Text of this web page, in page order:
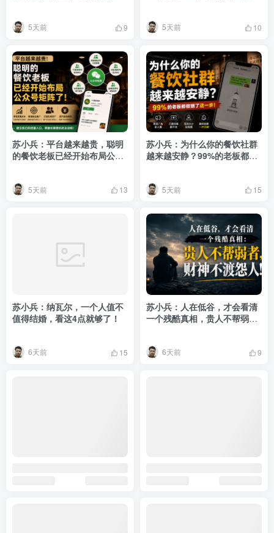
5天前 9 5天前 10
苏小兵：平台越来越贵，聪明
的餐饮老板已经开始布局公众
5天前 13
苏小兵：为什么你的餐饮社群
越来越安静？99%的老板都做
5天前 15
苏小兵：纳瓦尔，一个人值不
值得结婚，看这4点就够了！
6天前 15
苏小兵：人在低谷，才会看清
一个残酷真相，贵人不帮弱
6天前 9